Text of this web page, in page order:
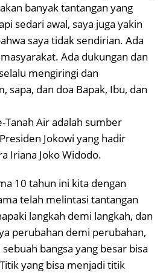
banyak tantangan yang
sedari awal, saya juga yakin
saya tidak sendirian. Ada
Ada dukungan dan
mengiringi dan
sapa, dan doa Bapak, Ibu, dan
Tanah Air adalah sumber
Jokowi yang hadir
Iriana Joko Widodo.
10 tahun ini kita dengan
telah melintasi tantangan
langkah demi langkah, dan
perubahan demi perubahan,
bangsa yang besar bisa
yang bisa menjadi titik